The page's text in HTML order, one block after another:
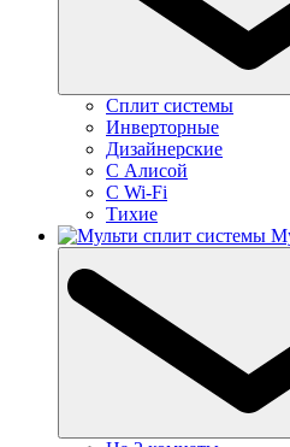
Сплит системы
Инверторные
Дизайнерские
С Алисой
C Wi-Fi
Тихие